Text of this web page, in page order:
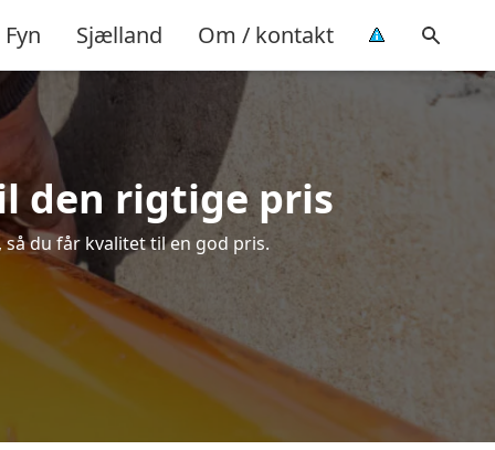
Fyn Sjælland Om / kontakt
den rigtige pris
du får kvalitet til en god pris.